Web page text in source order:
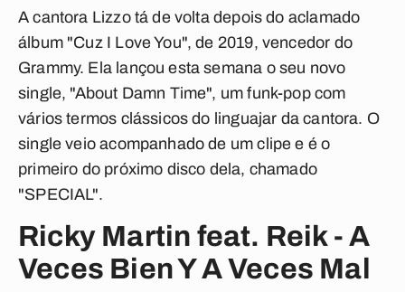
A cantora Lizzo tá de volta depois do aclamado
álbum "Cuz I Love You", de 2019, vencedor do
Grammy. Ela lançou esta semana o seu novo
single, "About Damn Time", um funk-pop com
vários termos clássicos do linguajar da cantora. O
single veio acompanhado de um clipe e é o
primeiro do próximo disco dela, chamado
"SPECIAL".
Ricky Martin feat. Reik - A
Veces Bien Y A Veces Mal